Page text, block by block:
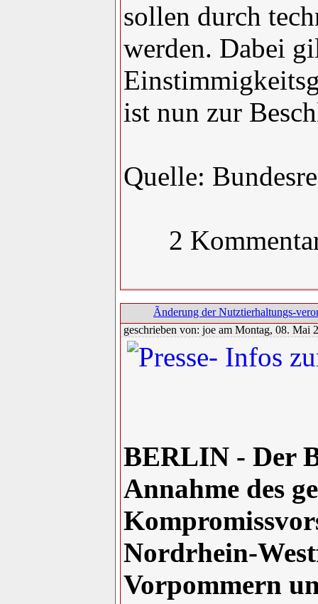
sollen durch
werden. Dabei
ist nun zur
Quelle:
2
Ãnderung der Nutztierhaltungs-
geschrieben von: joe am Montag, 08. Mai
BERLIN - Der
Annahme des
Nordrhein-
Vorpommern